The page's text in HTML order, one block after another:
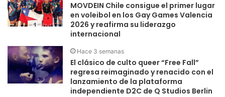
MOVDEIN Chile consigue el primer lugar
en voleibol en los Gay Games Valencia
2026 y reafirma su liderazgo
internacional
Hace 3 semanas
El clásico de culto queer “Free Fall”
regresa reimaginado y renacido con el
lanzamiento de la plataforma
independiente D2C de Q Studios Berlin